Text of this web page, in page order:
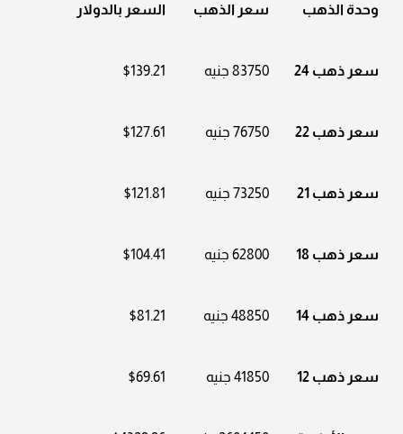
وحدة الذهب سعر الذهب السعر بالدولار
سعر ذهب 24 83750 جنيه $139.21
سعر ذهب 22 76750 جنيه $127.61
سعر ذهب 21 73250 جنيه $121.81
سعر ذهب 18 62800 جنيه $104.41
سعر ذهب 14 48850 جنيه $81.21
سعر ذهب 12 41850 جنيه $69.61